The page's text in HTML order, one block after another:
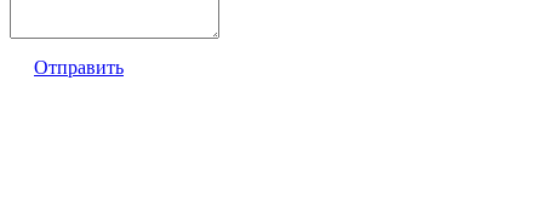
Отправить